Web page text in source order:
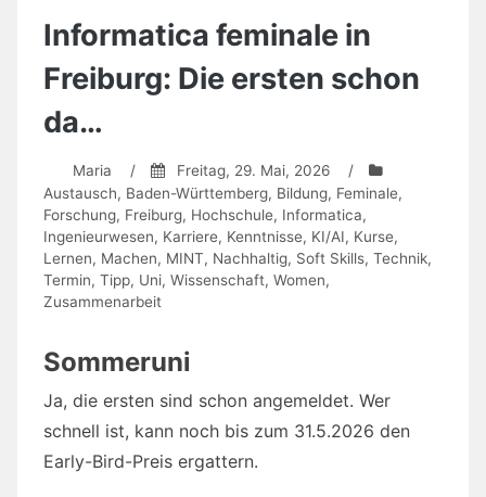
der
Wissenschaft
Informatica feminale in
Freiburg: Die ersten schon
da…
Maria / Freitag, 29. Mai, 2026
/
Austausch, Baden-Württemberg, Bildung, Feminale,
Forschung, Freiburg, Hochschule, Informatica,
Ingenieurwesen, Karriere, Kenntnisse, KI/AI, Kurse,
Lernen, Machen, MINT, Nachhaltig, Soft Skills, Technik,
Termin, Tipp, Uni, Wissenschaft, Women,
Zusammenarbeit
Sommeruni
Ja, die ersten sind schon angemeldet. Wer
schnell ist, kann noch bis zum 31.5.2026 den
Early-Bird-Preis ergattern.